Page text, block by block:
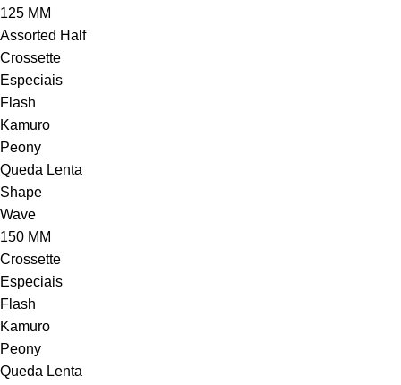
125 MM
Assorted Half
Crossette
Especiais
Flash
Kamuro
Peony
Queda Lenta
Shape
Wave
150 MM
Crossette
Especiais
Flash
Kamuro
Peony
Queda Lenta